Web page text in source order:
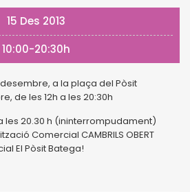
15 Des 2013
10:00-20:30h
desembre, a la plaça del Pòsit
de les 12h a les 20:30h
les 20.30 h (ininterrompudament)
Comercial CAMBRILS OBERT
El Pòsit Batega!